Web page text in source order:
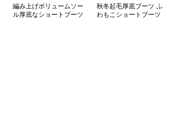
編み上げボリュームソー
ル厚底なショートブーツ
秋冬起毛厚底ブーツ ふ
わもこショートブーツ